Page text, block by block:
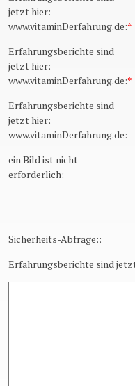
jetzt hier:
www.vitaminDerfahrung.de:*
Erfahrungsberichte sind
jetzt hier:
www.vitaminDerfahrung.de:*
Erfahrungsberichte sind
jetzt hier:
www.vitaminDerfahrung.de:
ein Bild ist nicht
erforderlich:
Sicherheits-Abfrage::
Erfahrungsberichte sind